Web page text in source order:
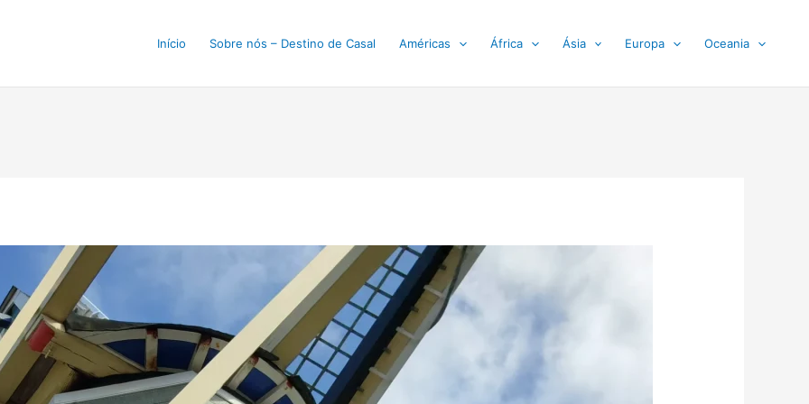
Início Sobre nós – Destino de Casal Américas África Ásia Europa Oceania